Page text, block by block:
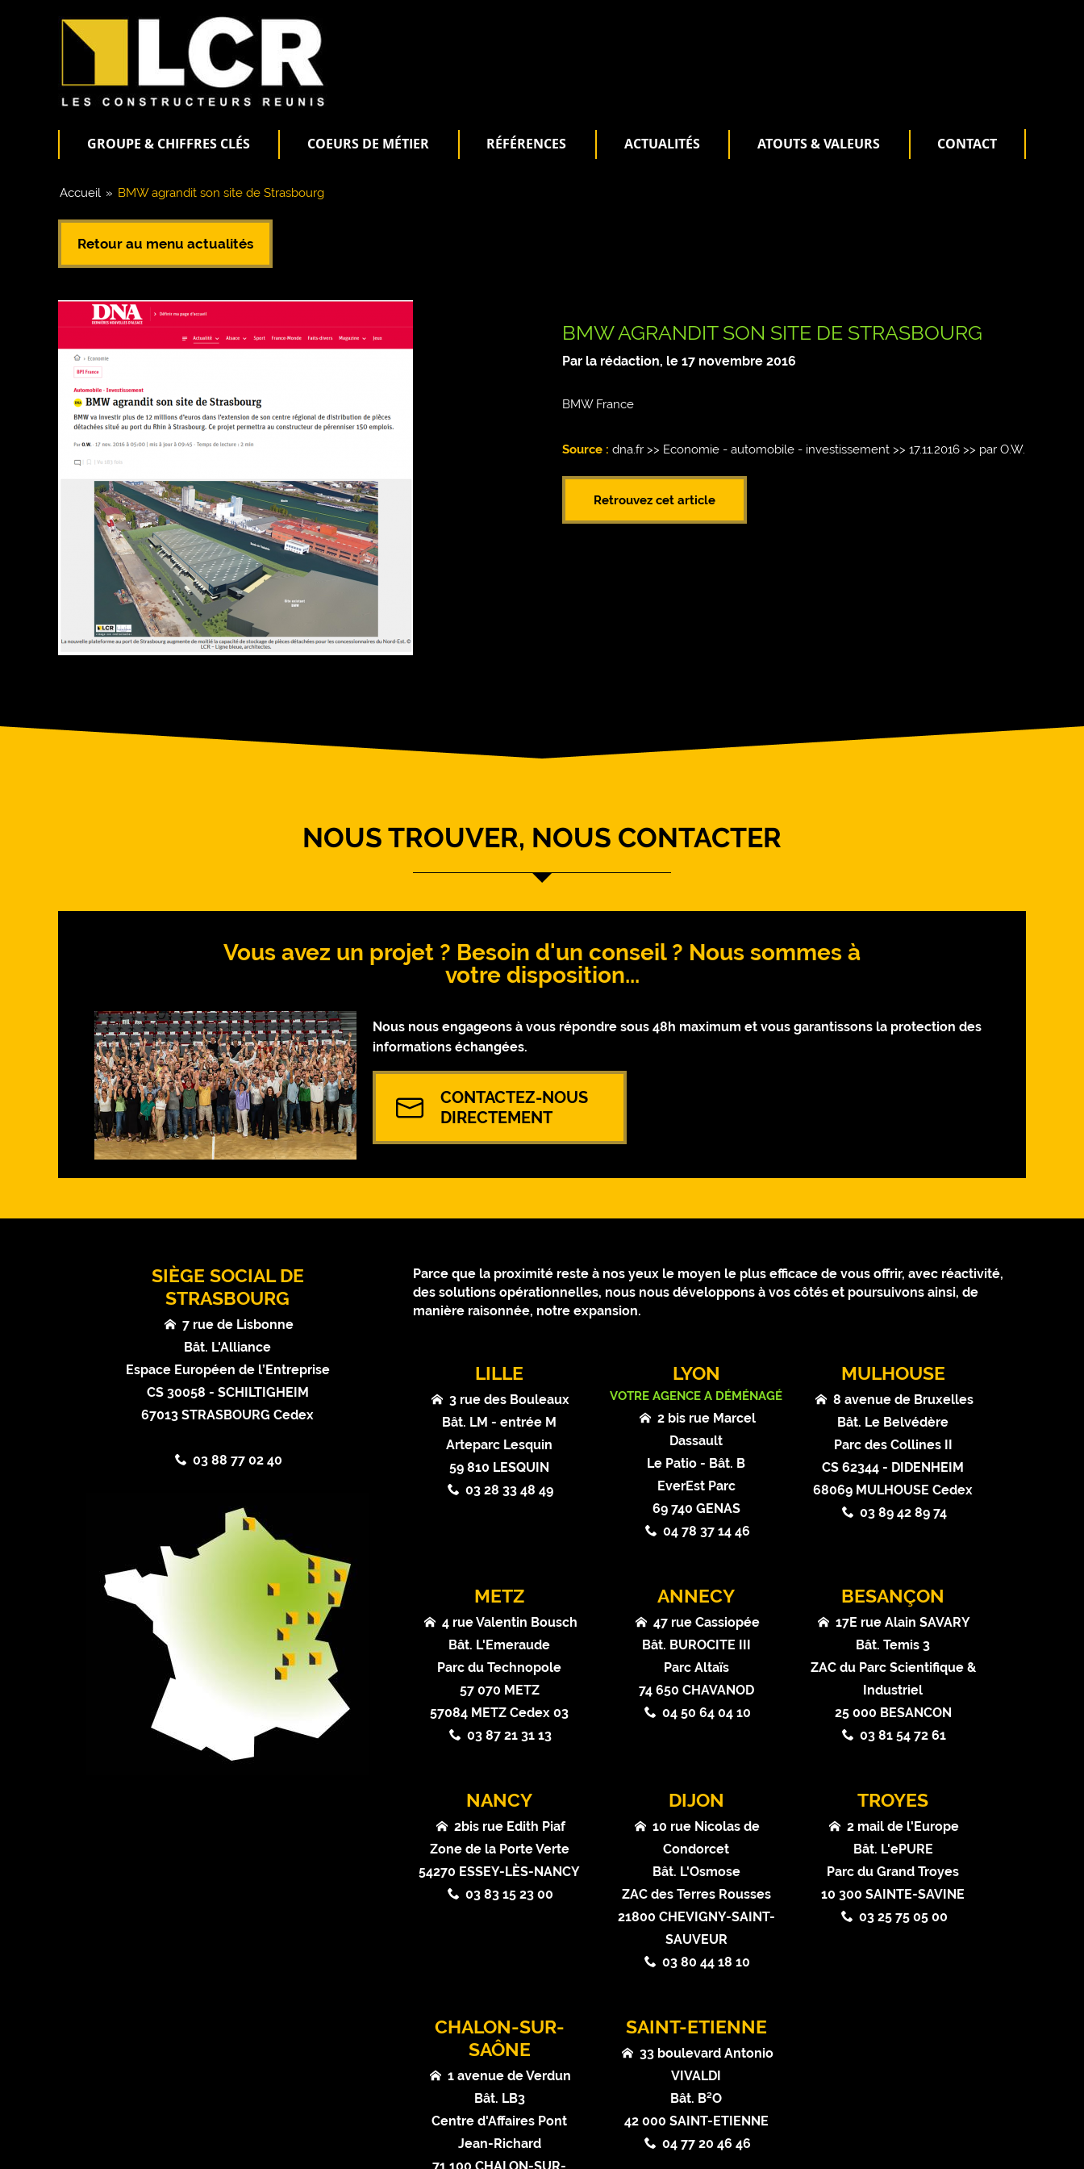
GROUPE & CHIFFRES CLÉS COEURS DE MÉTIER RÉFÉRENCES ACTUALITÉS ATOUTS & VALEURS CONTACT
Accueil » BMW agrandit son site de Strasbourg
Retour au menu actualités
BMW AGRANDIT SON SITE DE STRASBOURG
Par la rédaction, le 17 novembre 2016
BMW France
Source : dna.fr >> Economie - automobile - investissement >> 17.11.2016 >> par O.W.
Retrouvez cet article
NOUS TROUVER, NOUS CONTACTER
Vous avez un projet ? Besoin d'un conseil ? Nous sommes à
votre disposition...
Nous nous engageons à vous répondre sous 48h maximum et vous garantissons la protection des
informations échangées.
CONTACTEZ-NOUS
DIRECTEMENT
SIÈGE SOCIAL DE
STRASBOURG
7 rue de Lisbonne
Bât. L'Alliance
Espace Européen de l’Entreprise
CS 30058 - SCHILTIGHEIM
67013 STRASBOURG Cedex
03 88 77 02 40
Parce que la proximité reste à nos yeux le moyen le plus efficace de vous offrir, avec réactivité,
des solutions opérationnelles, nous nous développons à vos côtés et poursuivons ainsi, de
manière raisonnée, notre expansion.
LILLE
3 rue des Bouleaux
Bât. LM - entrée M
Arteparc Lesquin
59 810 LESQUIN
03 28 33 48 49
LYON
VOTRE AGENCE A DÉMÉNAGÉ
2 bis rue Marcel
Dassault
Le Patio - Bât. B
EverEst Parc
69 740 GENAS
04 78 37 14 46
MULHOUSE
8 avenue de Bruxelles
Bât. Le Belvédère
Parc des Collines II
CS 62344 - DIDENHEIM
68069 MULHOUSE Cedex
03 89 42 89 74
METZ
4 rue Valentin Bousch
Bât. L'Emeraude
Parc du Technopole
57 070 METZ
57084 METZ Cedex 03
03 87 21 31 13
ANNECY
47 rue Cassiopée
Bât. BUROCITE III
Parc Altaïs
74 650 CHAVANOD
04 50 64 04 10
BESANÇON
17E rue Alain SAVARY
Bât. Temis 3
ZAC du Parc Scientifique &
Industriel
25 000 BESANCON
03 81 54 72 61
NANCY
2bis rue Edith Piaf
Zone de la Porte Verte
54270 ESSEY-LÈS-NANCY
03 83 15 23 00
DIJON
10 rue Nicolas de
Condorcet
Bât. L'Osmose
ZAC des Terres Rousses
21800 CHEVIGNY-SAINT-
SAUVEUR
03 80 44 18 10
TROYES
2 mail de l'Europe
Bât. L'ePURE
Parc du Grand Troyes
10 300 SAINTE-SAVINE
03 25 75 05 00
CHALON-SUR-
SAÔNE
1 avenue de Verdun
Bât. LB3
Centre d'Affaires Pont
Jean-Richard
SAINT-ETIENNE
33 boulevard Antonio
VIVALDI
Bât. B²O
42 000 SAINT-ETIENNE
04 77 20 46 46